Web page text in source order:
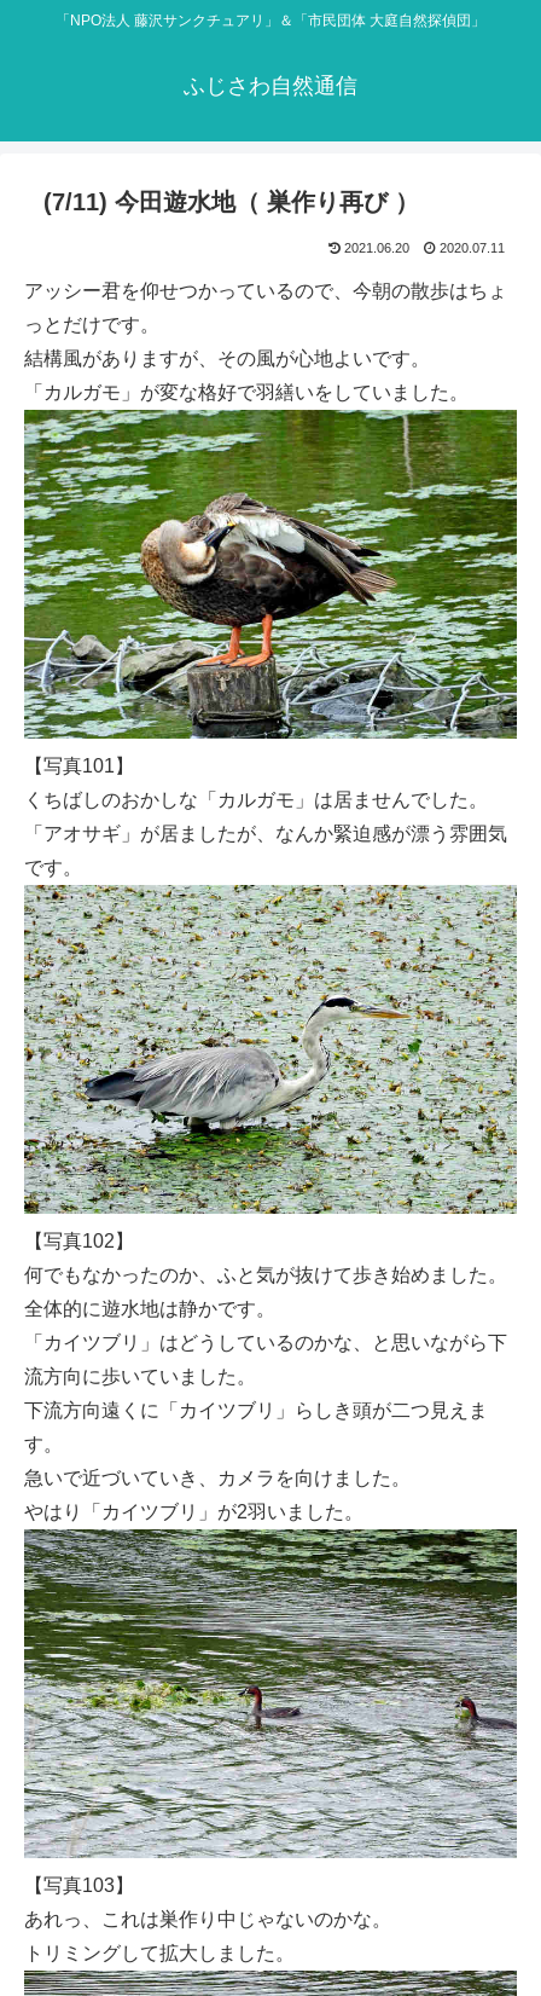
「NPO法人 藤沢サンクチュアリ」＆「市民団体 大庭自然探偵団」
ふじさわ自然通信
(7/11) 今田遊水地（ 巣作り再び ）
2021.06.20 2020.07.11
アッシー君を仰せつかっているので、今朝の散歩はちょ
っとだけです。
結構風がありますが、その風が心地よいです。
「カルガモ」が変な格好で羽繕いをしていました。
【写真101】
くちばしのおかしな「カルガモ」は居ませんでした。
「アオサギ」が居ましたが、なんか緊迫感が漂う雰囲気
です。
【写真102】
何でもなかったのか、ふと気が抜けて歩き始めました。
全体的に遊水地は静かです。
「カイツブリ」はどうしているのかな、と思いながら下
流方向に歩いていました。
下流方向遠くに「カイツブリ」らしき頭が二つ見えま
す。
急いで近づいていき、カメラを向けました。
やはり「カイツブリ」が2羽いました。
【写真103】
あれっ、これは巣作り中じゃないのかな。
トリミングして拡大しました。